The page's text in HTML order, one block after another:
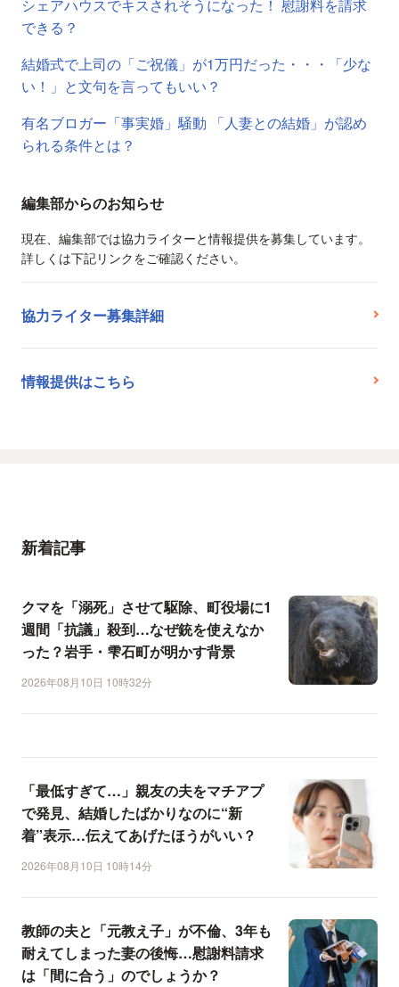
シェアハウスでキスされそうになった！ 慰謝料を請求
できる？
結婚式で上司の「ご祝儀」が1万円だった・・・「少な
い！」と文句を言ってもいい？
有名ブロガー「事実婚」騒動 「人妻との結婚」が認め
られる条件とは？
編集部からのお知らせ
現在、編集部では協力ライターと情報提供を募集しています。
詳しくは下記リンクをご確認ください。
協力ライター募集詳細
情報提供はこちら
新着記事
クマを「溺死」させて駆除、町役場に1
週間「抗議」殺到…なぜ銃を使えなか
った？岩手・雫石町が明かす背景
2026年08月10日 10時32分
「最低すぎて…」親友の夫をマチアプ
で発見、結婚したばかりなのに“新
着”表示…伝えてあげたほうがいい？
2026年08月10日 10時14分
教師の夫と「元教え子」が不倫、3年も
耐えてしまった妻の後悔…慰謝料請求
は「間に合う」のでしょうか？